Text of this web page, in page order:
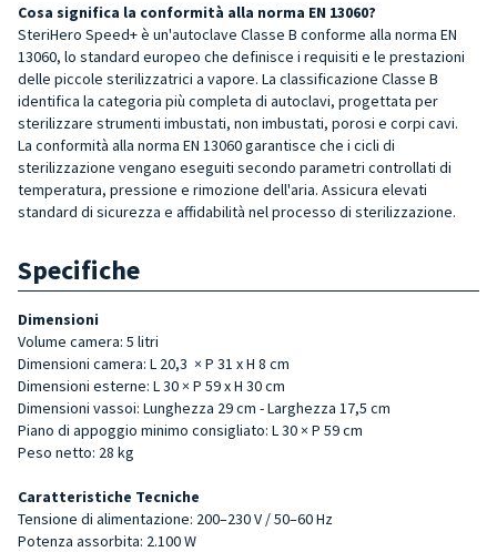
Cosa significa la conformità alla norma EN 13060?
SteriHero Speed+ è un'autoclave Classe B conforme alla norma EN
13060, lo standard europeo che definisce i requisiti e le prestazioni
delle piccole sterilizzatrici a vapore. La classificazione Classe B
identifica la categoria più completa di autoclavi, progettata per
sterilizzare strumenti imbustati, non imbustati, porosi e corpi cavi.
La conformità alla norma EN 13060 garantisce che i cicli di
sterilizzazione vengano eseguiti secondo parametri controllati di
temperatura, pressione e rimozione dell'aria. Assicura elevati
standard di sicurezza e affidabilità nel processo di sterilizzazione.
Specifiche
Dimensioni
Volume camera: 5 litri
Dimensioni camera: L 20,3 × P 31 x H 8 cm
Dimensioni esterne: L 30 × P 59 x H 30cm
Dimensioni vassoi: Lunghezza 29 cm - Larghezza 17,5 cm
Piano di appoggio minimo consigliato: L 30 × P 59 cm
Peso netto: 28 kg
Caratteristiche Tecniche
Tensione di alimentazione: 200–230 V / 50–60 Hz
Potenza assorbita: 2.100 W